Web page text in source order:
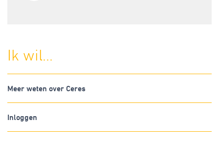
Ik wil...
Meer weten over Ceres
Inloggen